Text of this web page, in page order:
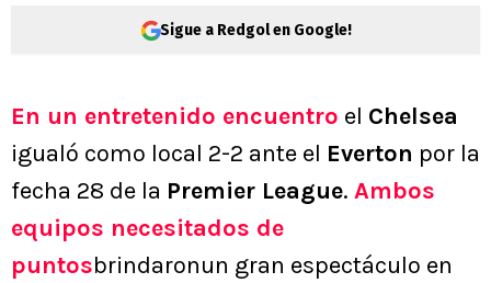
Sigue a Redgol en Google!
En un entretenido encuentro el Chelsea
igualó como local 2-2 ante el Everton por la
fecha 28 de la Premier League. Ambos
equipos necesitados de
puntosbrindaronun gran espectáculo en